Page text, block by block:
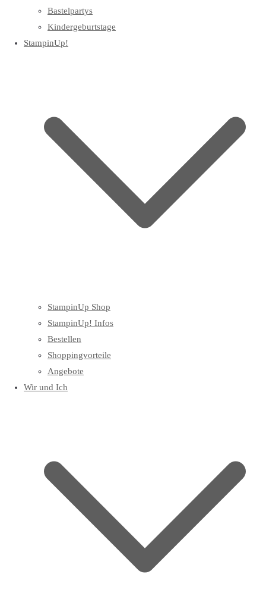
Bastelpartys
Kindergeburtstage
StampinUp!
StampinUp Shop
StampinUp! Infos
Bestellen
Shoppingvorteile
Angebote
Wir und Ich